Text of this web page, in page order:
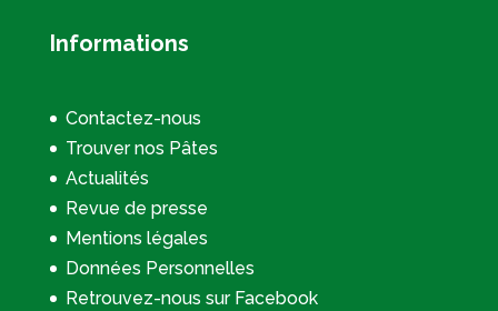
Informations
Contactez-nous
Trouver nos Pâtes
Actualités
Revue de presse
Mentions légales
Données Personnelles
Retrouvez-nous sur Facebook